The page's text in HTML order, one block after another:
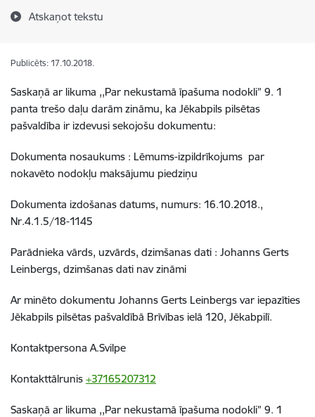
Atskaņot tekstu
Publicēts: 17.10.2018.
Saskaņā ar likuma ,,Par nekustamā īpašuma nodokli” 9. 1
panta trešo daļu darām zināmu, ka Jēkabpils pilsētas
pašvaldība ir izdevusi sekojošu dokumentu:
Dokumenta nosaukums : Lēmums-izpildrīkojums par
nokavēto nodokļu maksājumu piedziņu
Dokumenta izdošanas datums, numurs: 16.10.2018.,
Nr.4.1.5/18-1145
Parādnieka vārds, uzvārds, dzimšanas dati : Johanns Gerts
Leinbergs, dzimšanas dati nav zināmi
Ar minēto dokumentu Johanns Gerts Leinbergs var iepazīties
Jēkabpils pilsētas pašvaldībā Brīvības ielā 120, Jēkabpilī.
Kontaktpersona A.Svilpe
Kontakttālrunis +37165207312
Saskaņā ar likuma ,,Par nekustamā īpašuma nodokli” 9. 1